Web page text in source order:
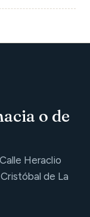
o de
Heraclio
de La